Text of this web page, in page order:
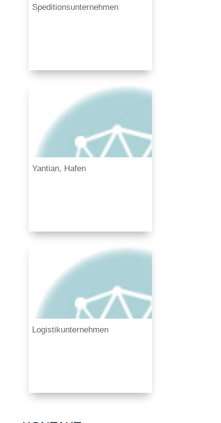
Speditionsunternehmen
Yantian, Hafen
Logistikunternehmen